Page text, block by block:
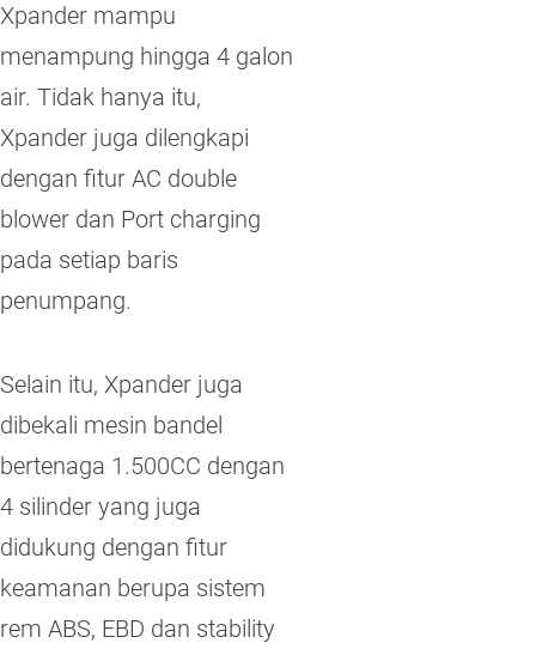
Xpander mampu
menampung hingga 4 galon
air. Tidak hanya itu,
Xpander juga dilengkapi
dengan fitur AC double
blower dan Port charging
pada setiap baris
penumpang.
Selain itu, Xpander juga
dibekali mesin bandel
bertenaga 1.500CC dengan
4 silinder yang juga
didukung dengan fitur
keamanan berupa sistem
rem ABS, EBD dan stability